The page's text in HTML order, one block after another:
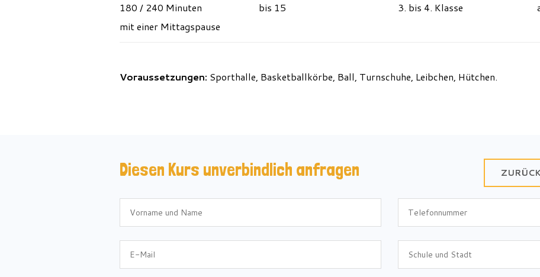
180 / 240 Minuten
mit einer Mittagspause
bis 15 3. bis 4. Klasse
Voraussetzungen: Sporthalle, Basketballkörbe, Ball, Turnschuhe, Leibchen, Hütchen.
Diesen Kurs unverbindlich anfragen